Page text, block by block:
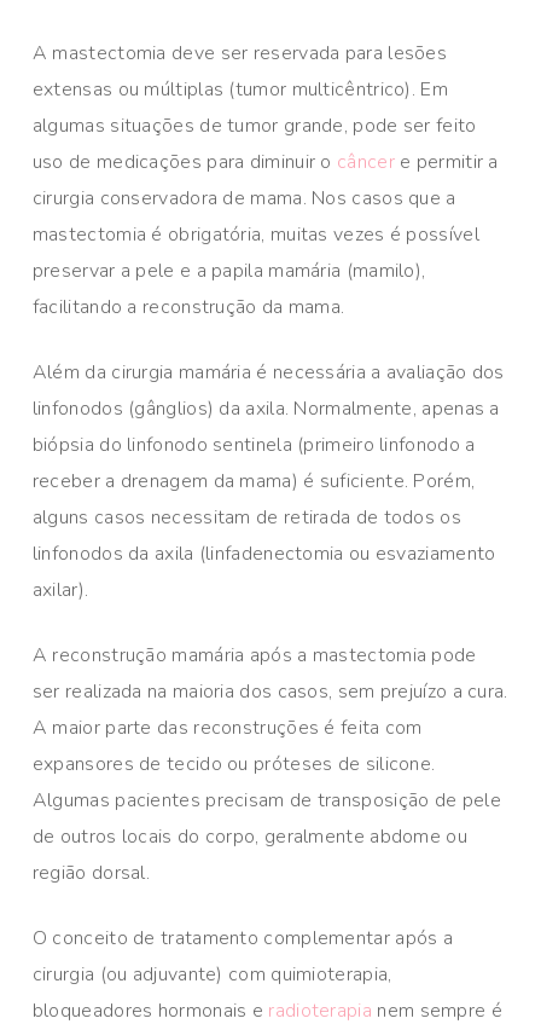
A mastectomia deve ser reservada para lesões
extensas ou múltiplas (tumor multicêntrico). Em
algumas situações de tumor grande, pode ser feito
uso de medicações para diminuir o câncere permitir a
cirurgia conservadora de mama. Nos casos que a
mastectomia é obrigatória, muitas vezes é possível
preservar a pele e a papila mamária (mamilo),
facilitando a reconstrução da mama.
Além da cirurgia mamária é necessária a avaliação dos
linfonodos (gânglios) da axila. Normalmente, apenas a
biópsia do linfonodo sentinela (primeiro linfonodo a
receber a drenagem da mama) é suficiente. Porém,
alguns casos necessitam de retirada de todos os
linfonodos da axila (linfadenectomia ou esvaziamento
axilar).
A reconstrução mamária após a mastectomia pode
ser realizada na maioria dos casos, sem prejuízo a cura.
A maior parte das reconstruções é feita com
expansores de tecido ou próteses de silicone.
Algumas pacientes precisam de transposição de pele
de outros locais do corpo, geralmente abdome ou
região dorsal.
O conceito de tratamento complementar após a
cirurgia (ou adjuvante) com quimioterapia,
bloqueadores hormonais e radioterapia nem sempre é